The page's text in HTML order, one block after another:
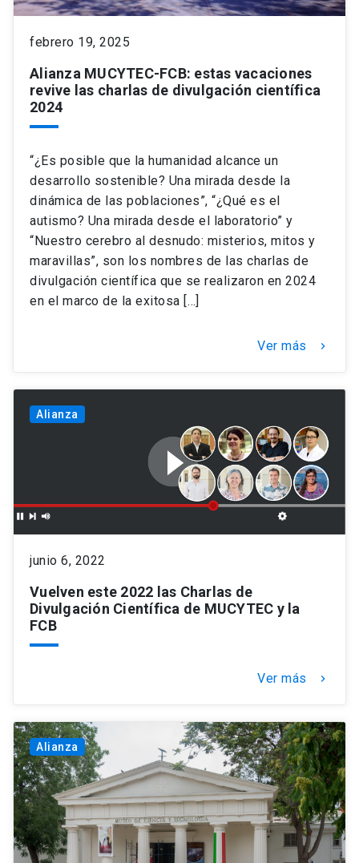
Académicos
Consejo de Facultad
Documentos FCB
Dirección Investigación
Grupos de Investigación
FCB en el Territorio
Redes Internacionales
Estudiantes
Pregrado
Centro de Estudiantes
Publicaciones
febrero 19, 2025
Alianza MUCYTEC-FCB: estas vacaciones
revive las charlas de divulgación científica
2024
“¿Es posible que la humanidad alcance un
desarrollo sostenible? Una mirada desde la
dinámica de las poblaciones”, “¿Qué es el
autismo? Una mirada desde el laboratorio” y
“Nuestro cerebro al desnudo: misterios, mitos y
maravillas”, son los nombres de las charlas de
divulgación científica que se realizaron en 2024
en el marco de la exitosa […]
Ver más keyboard_arrow_right
Alianza
junio 6, 2022
Vuelven este 2022 las Charlas de
Divulgación Científica de MUCYTEC y la
FCB
Ver más keyboard_arrow_right
Alianza